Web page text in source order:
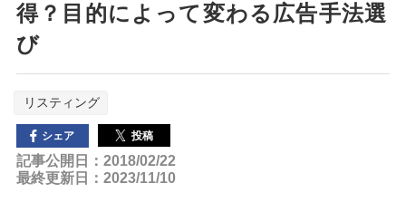
得？目的によって変わる広告手法選
び
リスティング
シェア 投稿
記事公開日：2018/02/22
最終更新日：2023/11/10